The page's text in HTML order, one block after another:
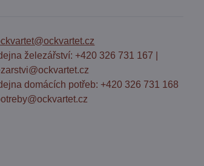
železářství: +420 326 731 167 |
domácích potřeb: +420 326 731 168